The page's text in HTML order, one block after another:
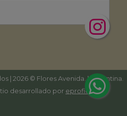
| 2026 © Flores Avenida. | Argentina.
desarrollado por eproficio